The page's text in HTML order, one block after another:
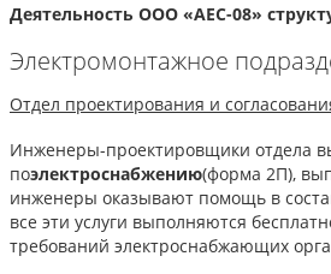
Деятельность ООО «АЕС-08»
Электромонтажное
Отдел проектирования и
Инженеры-проектировщики отдела
поэлектроснабжению(форма 2П),
инженеры оказывают помощь в
все эти услуги выполняются
требований электроснабжающих